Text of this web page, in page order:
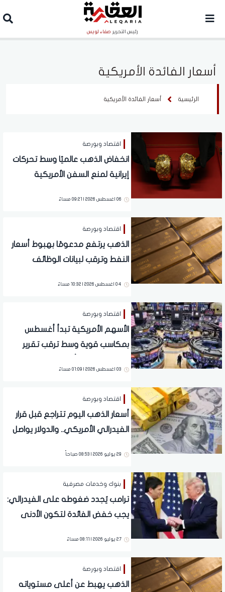
رئيس التحرير صفاء لويس
أسعار الفائدة الأمريكية
الرئيسية أسعار الفائدة الأمريكية
اقتصاد وبورصة
انخفاض الذهب عالميًا وسط تحركات
إيرانية لمنع السفن الأمريكية
06 اغسطس 2026 | 09:21 مساءً
اقتصاد وبورصة
الذهب يرتفع مدعومًا بهبوط أسعار
النفط وترقب لبيانات الوظائف
04 اغسطس 2026 | 10:32 مساءً
اقتصاد وبورصة
الأسهم الأمريكية تبدأ أغسطس
بمكاسب قوية وسط ترقب تقرير
03 اغسطس 2026 | 01:09 مساءً
اقتصاد وبورصة
أسعار الذهب اليوم تتراجع قبل قرار
الفيدرالي الأمريكي.. والدولار يواصل
29 يوليو 2026 | 08:53 صباحاً
بنوك وخدمات مصرفية
ترامب يُجدد ضغوطه على الفيدرالي:
يجب خفض الفائدة لتكون الأدنى
27 يوليو 2026 | 08:11 مساءً
اقتصاد وبورصة
الذهب يهبط عن أعلى مستوياته